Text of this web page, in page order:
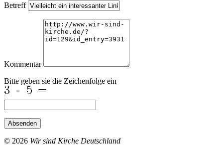
Betreff
Kommentar
Bitte geben sie die Zeichenfolge ein
Absenden
© 2026 Wir sind Kirche Deutschland